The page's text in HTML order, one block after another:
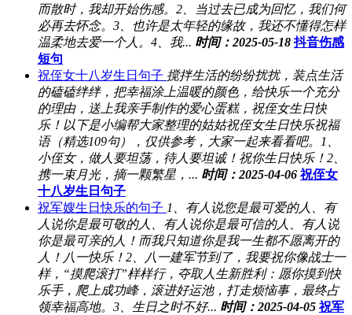
而散时，我却开始伤感。2、当过去已成为回忆，我们何
必再去怀念。3、也许是太年轻的缘故，我还不懂得怎样
温柔地去爱一个人。4、我... 时间：2025-05-18 抖音伤感
短句
祝侄女十八岁生日句子 搅拌生活的纷纷扰扰，装点生活
的磕磕绊绊，把幸福涂上温暖的颜色，给快乐一个充分
的理由，送上我亲手制作的爱心蛋糕，祝侄女生日快
乐！以下是小编帮大家整理的姑姑祝侄女生日快乐祝福
语（精选109句），仅供参考，大家一起来看看吧。1、
小侄女，做人要坦荡，待人要坦诚！祝你生日快乐！2、
携一束月光，摘一颗繁星，... 时间：2025-04-06 祝侄女
十八岁生日句子
祝军嫂生日快乐的句子 1、有人说您是最可爱的人、有
人说你是最可敬的人、有人说你是最可信的人、有人说
你是最可亲的人！而我只知道你是我一生都不愿离开的
人！八一快乐！2、八一建军节到了，我要祝你像战士一
样，“摸爬滚打”样样行，夺取人生新胜利：愿你摸到快
乐手，爬上成功峰，滚进好运池，打走烦恼事，最终占
领幸福高地。3、生日之时不好... 时间：2025-04-05 祝军